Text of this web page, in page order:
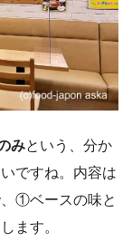
みという、分か
ですね。内容は
①ベースの味と
ます。